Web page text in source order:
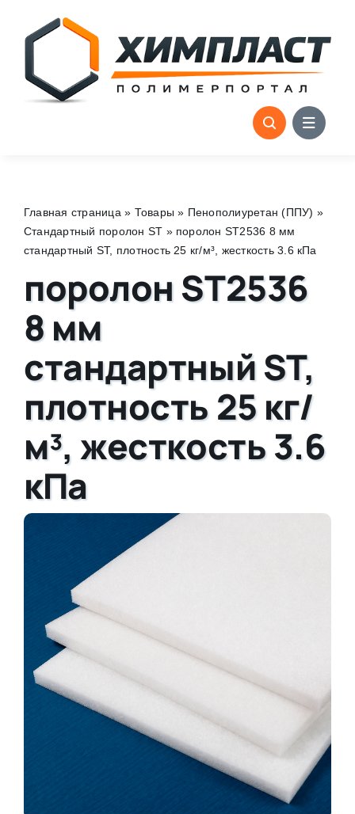
content
Главная страница » Товары » Пенополиуретан (ППУ) »
Стандартный поролон ST » поролон ST2536 8 мм
стандартный ST, плотность 25 кг/м³, жесткость 3.6 кПа
поролон ST2536
8 мм
стандартный ST,
плотность 25 кг/
м³, жесткость 3.6
кПа